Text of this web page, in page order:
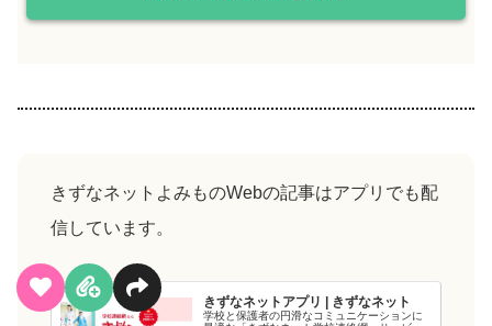
きずなネットよみものWebの記事はアプリでも配
信しています。
きずなネットアプリ | きずなネット
学校と保護者の円滑なコミュニケーションに